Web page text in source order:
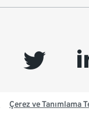
twitter
Çerez ve Tanımlama